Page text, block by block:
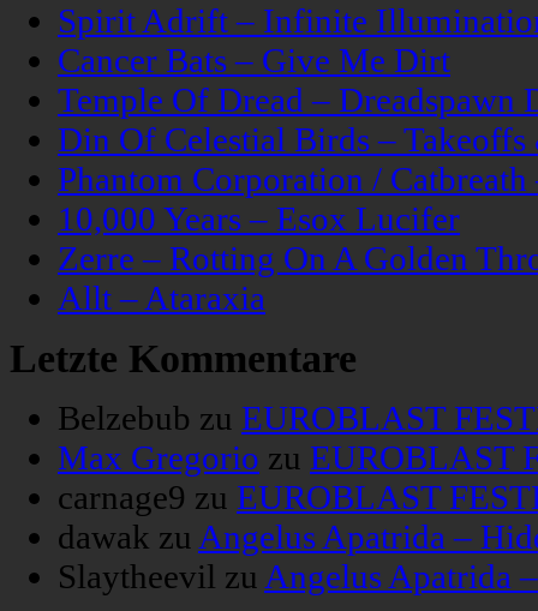
Spirit Adrift – Infinite
Cancer Bats – Give Me Dirt
Temple Of Dread – Dreadspawn
Din Of Celestial Birds –
Phantom Corporation /
10,000 Years – Esox Lucifer
Zerre – Rotting On A Golden
Allt – Ataraxia
Letzte Kommentare
Belzebub zu EUROBLAST
Max Gregorio zu EUROBLAST
carnage9 zu EUROBLAST
dawak zuAngelus Apatrida –
Slaytheevil zuAngelus Apatrida